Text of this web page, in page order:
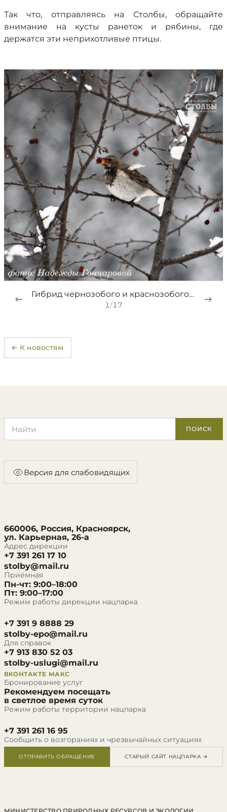
Так что, отправляясь на Столбы, обращайте
внимание на кусты ранеток и рябины, где
держатся эти неприхотливые птицы.
Гибрид чернозобого и краснозобого дрозда
1/17
← К новостям
ПОИСК
Версия для слабовидящих
660006, Россия, Красноярск,
ул. Карьерная, 26-а
Адрес дирекции
+7 391 261 17 10
stolby@mail.ru
Приёмная
Пн-чт: 9:00–18:00
Пт: 9:00–17:00
Режим работы дирекции нацпарка
+7 391 9 8888 29
stolby-epo@mail.ru
Для справок
+7 913 830 52 03
stolby-uslugi@mail.ru
ВКОНТАКТЕ МАКС
Бронирование услуг
Рекомендуем посещать
в светлое время суток
Режим работы территории нацпарка
+7 391 261 16 95
Сообщить о возгораниях и чрезвычайных ситуациях
ОТПРАВИТЬ ОБРАЩЕНИЕ СТАРЫЙ САЙТ НАЦПАРКА →